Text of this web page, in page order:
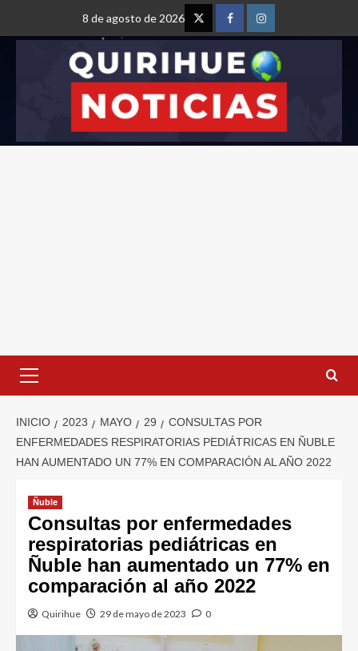
8 de agosto de 2026
INICIO 2023 MAYO 29
CONSULTAS POR
ENFERMEDADES RESPIRATORIAS PEDIÁTRICAS EN ÑUBLE
HAN AUMENTADO UN 77% EN COMPARACIÓN AL AÑO 2022
Ñuble
Consultas por enfermedades
respiratorias pediátricas en
Ñuble han aumentado un 77% en
comparación al año 2022
Quirihue 29 de mayo de 2023 0